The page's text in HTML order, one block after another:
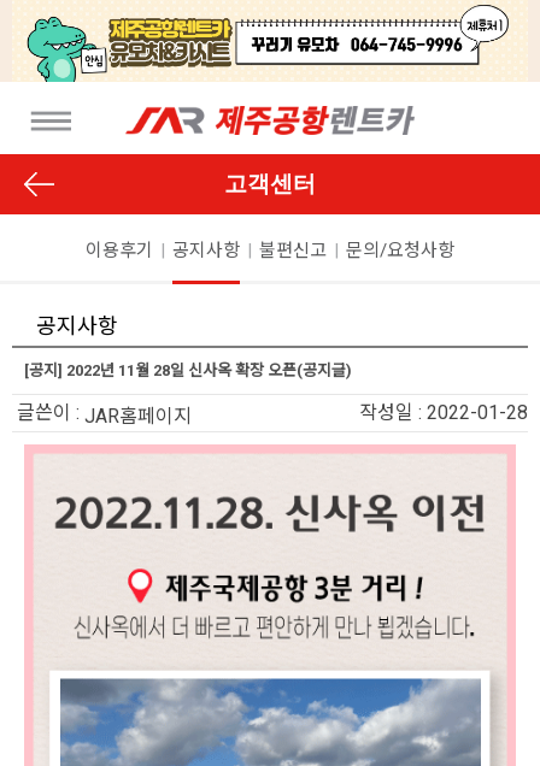
고객센터
이용후기 공지사항 불편신고 문의/요청사항
공지사항
[공지] 2022년 11월 28일 신사옥 확장 오픈(공지글)
글쓴이 : JAR홈페이지 작성일 : 2022-01-28